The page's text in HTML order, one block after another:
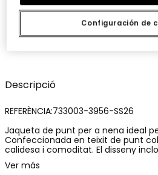
Descripció
REFERÈNCIA:733003-3956-SS26
Jaqueta de punt per a nena ideal
Confeccionada en teixit de punt
calidesa i comoditat. El disseny
voreta ondulada que afegeix un
talles des de 12 mesos fins a 10
Ver más
Configuración de